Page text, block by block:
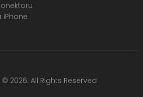
2026. All Rights Reserved